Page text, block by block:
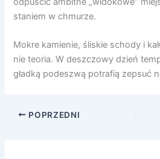
staniem w chmurze.
Mokre kamienie, śliskie schody i
nie teoria. W deszczowy dzień
gładką podeszwą potrafią zepsuć
POPRZEDNI